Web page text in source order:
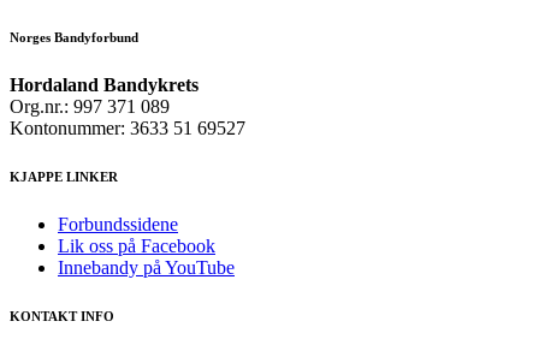
Norges Bandyforbund
Hordaland Bandykrets
Org.nr.: 997 371 089
Kontonummer: 3633 51 69527
KJAPPE LINKER
Forbundssidene
Lik oss på Facebook
Innebandy på YouTube
KONTAKT INFO